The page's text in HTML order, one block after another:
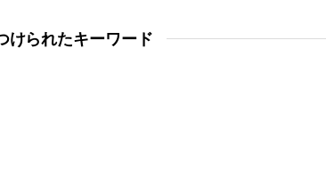
けられたキーワード